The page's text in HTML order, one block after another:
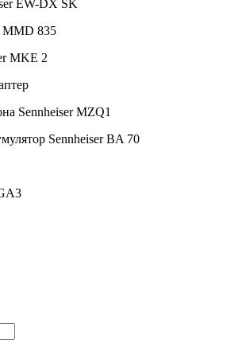
EW-DX SK
MMD 835
MKE 2
Sennheiser MZQ1
SennheiserBA 70